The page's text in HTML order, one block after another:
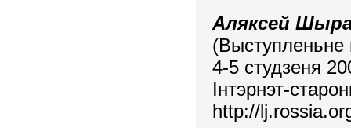
Аляксей
(Выступленьне
4-5 студзеня
Інтэрнэт-
http://